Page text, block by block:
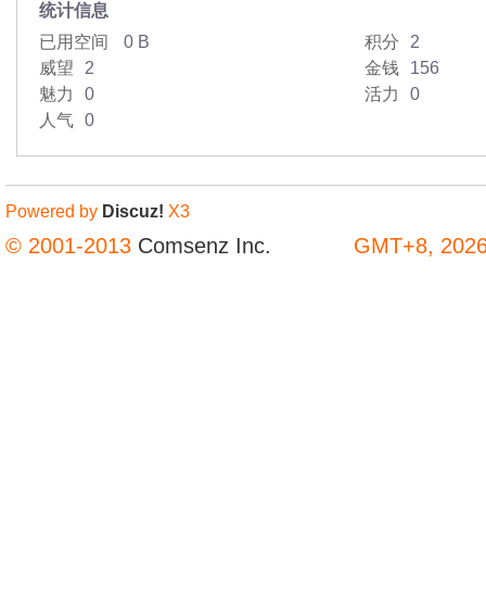
统计信息
已用空间
0 B 积分
2
威望
2 金钱
156
魅力
0 活力
0
人气 0
GMT+8,
Powered by Discuz! X3
© 2001-2013 Comsenz Inc.